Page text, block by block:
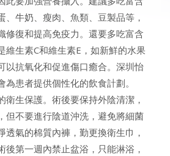
、牛奶、瘦肉、魚類、豆製品等，
修復和提高免疫力。還要多吃富含
維生素C和維生素E，如新鮮的水果
以抗氧化和促進傷口癒合。深圳怡
患者提供個性化的飲食計劃。
衛生保護。術後要保持外陰清潔，
但不要進行陰道沖洗，避免將細菌
透氣的棉質內褲，勤更換衛生巾，
後第一週內禁止盆浴，只能淋浴，